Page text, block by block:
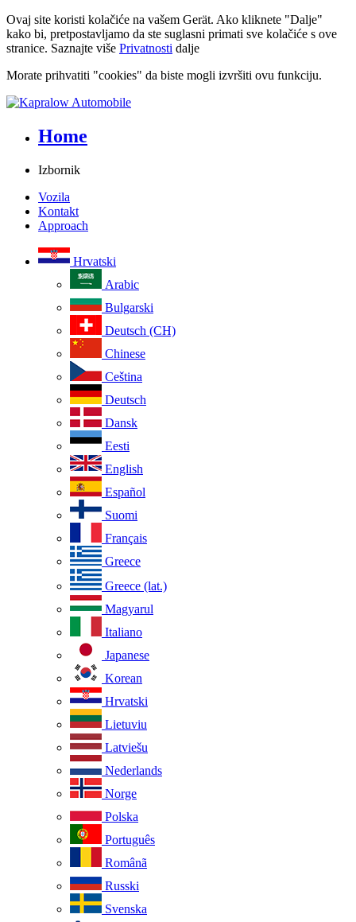
Ovaj site koristi kolačiće na vašem Gerät. Ako kliknete "Dalje"
kako bi, pretpostavljamo da ste suglasni primati sve kolačiće s ove
stranice. Saznajte više Privatnosti dalje
Morate prihvatiti "cookies" da biste mogli izvršiti ovu funkciju.
Home
Izbornik
Vozila
Kontakt
Approach
Hrvatski
Arabic
Bulgarski
Deutsch (CH)
Chinese
Ceština
Deutsch
Dansk
Eesti
English
Español
Suomi
Français
Greece
Greece (lat.)
Magyarul
Italiano
Japanese
Korean
Hrvatski
Lietuviu
Latviešu
Nederlands
Norge
Polska
Português
Românã
Russki
Svenska